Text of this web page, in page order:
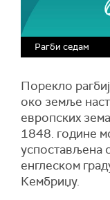
Рагби седам
Порекло
око земље
европских
1848. године
успостављена
енглеском
Кембриџу.